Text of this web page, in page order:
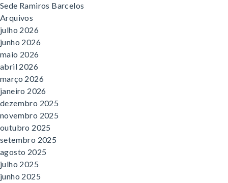
Sede Ramiros Barcelos
Arquivos
julho 2026
junho 2026
maio 2026
abril 2026
março 2026
janeiro 2026
dezembro 2025
novembro 2025
outubro 2025
setembro 2025
agosto 2025
julho 2025
junho 2025